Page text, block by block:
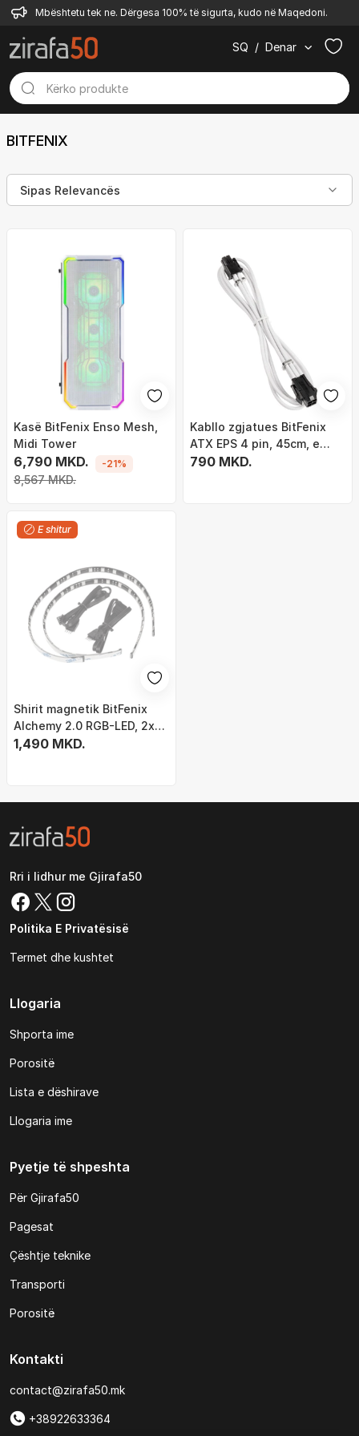
Mbështetu tek ne. Dërgesa 100% të sigurta, kudo në Maqedoni.
SQ / Denar
BITFENIX
Kasë BitFenix Enso Mesh,
Midi Tower
6,790 MKD.
8,567 MKD.
-21%
Kabllo zgjatues BitFenix
ATX EPS 4 pin, 45cm, e
bardhë
790 MKD.
E shitur
Shirit magnetik BitFenix ​​
Alchemy 2.0 RGB-LED, 2x
40cm
1,490 MKD.
Rri i lidhur me Gjirafa50
Politika E Privatësisë
Termet dhe kushtet
Llogaria
Shporta ime
Porositë
Lista e dëshirave
Llogaria ime
Pyetje të shpeshta
Për Gjirafa50
Pagesat
Çështje teknike
Transporti
Porositë
Kontakti
contact@zirafa50.mk
+38922633364